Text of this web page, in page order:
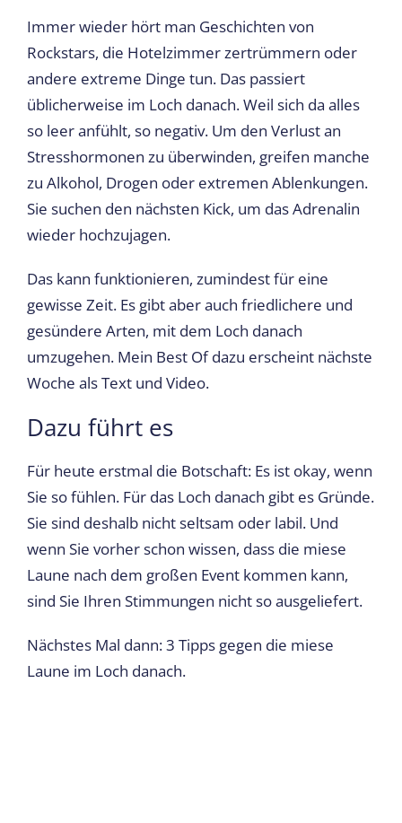
Immer wieder hört man Geschichten von
Rockstars, die Hotelzimmer zertrümmern oder
andere extreme Dinge tun. Das passiert
üblicherweise im Loch danach. Weil sich da alles
so leer anfühlt, so negativ. Um den Verlust an
Stresshormonen zu überwinden, greifen manche
zu Alkohol, Drogen oder extremen Ablenkungen.
Sie suchen den nächsten Kick, um das Adrenalin
wieder hochzujagen.
Das kann funktionieren, zumindest für eine
gewisse Zeit. Es gibt aber auch friedlichere und
gesündere Arten, mit dem Loch danach
umzugehen. Mein Best Of dazu erscheint nächste
Woche als Text und Video.
Dazu führt es
Für heute erstmal die Botschaft: Es ist okay, wenn
Sie so fühlen. Für das Loch danach gibt es Gründe.
Sie sind deshalb nicht seltsam oder labil. Und
wenn Sie vorher schon wissen, dass die miese
Laune nach dem großen Event kommen kann,
sind Sie Ihren Stimmungen nicht so ausgeliefert.
Nächstes Mal dann: 3 Tipps gegen die miese
Laune im Loch danach.